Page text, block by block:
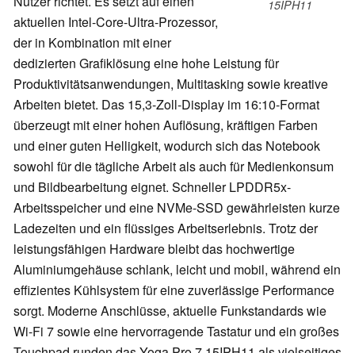
15IPH11
aktuellen Intel-Core-Ultra-Prozessor,
der in Kombination mit einer
dedizierten Grafiklösung eine hohe Leistung für
Produktivitätsanwendungen, Multitasking sowie kreative
Arbeiten bietet. Das 15,3-Zoll-Display im 16:10-Format
überzeugt mit einer hohen Auflösung, kräftigen Farben
und einer guten Helligkeit, wodurch sich das Notebook
sowohl für die tägliche Arbeit als auch für Medienkonsum
und Bildbearbeitung eignet. Schneller LPDDR5x-
Arbeitsspeicher und eine NVMe-SSD gewährleisten kurze
Ladezeiten und ein flüssiges Arbeitserlebnis. Trotz der
leistungsfähigen Hardware bleibt das hochwertige
Aluminiumgehäuse schlank, leicht und mobil, während ein
effizientes Kühlsystem für eine zuverlässige Performance
sorgt. Moderne Anschlüsse, aktuelle Funkstandards wie
Wi-Fi 7 sowie eine hervorragende Tastatur und ein großes